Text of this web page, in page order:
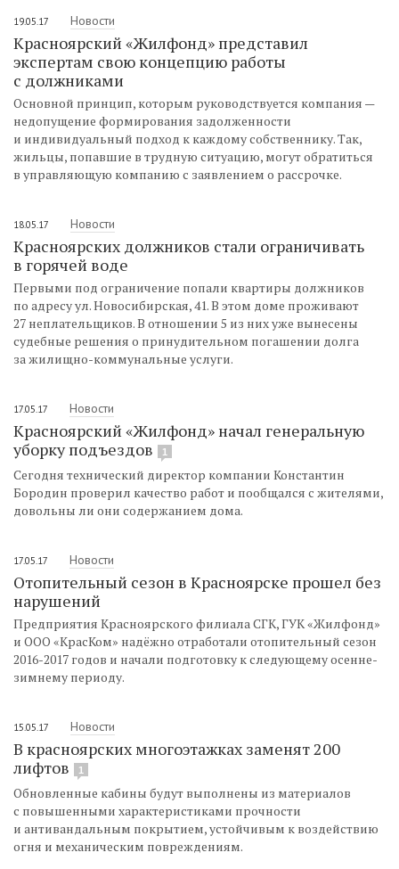
19.05.17 Новости
Красноярский «Жилфонд» представил
экспертам свою концепцию работы
с должниками
Основной принцип, которым руководствуется компания —
недопущение формирования задолженности
и индивидуальный подход к каждому собственнику. Так,
жильцы, попавшие в трудную ситуацию, могут обратиться
в управляющую компанию с заявлением о рассрочке.
18.05.17 Новости
Красноярских должников стали ограничивать
в горячей воде
Первыми под ограничение попали квартиры должников
по адресу ул. Новосибирская, 41. В этом доме проживают
27 неплательщиков. В отношении 5 из них уже вынесены
судебные решения о принудительном погашении долга
за жилищно-коммунальные услуги.
17.05.17 Новости
Красноярский «Жилфонд» начал генеральную
уборку подъездов
1
Сегодня технический директор компании Константин
Бородин проверил качество работ и пообщался с жителями,
довольны ли они содержанием дома.
17.05.17 Новости
Отопительный сезон в Красноярске прошел без
нарушений
Предприятия Красноярского филиала СГК, ГУК «Жилфонд»
и ООО «КрасКом» надёжно отработали отопительный сезон
2016-2017 годов и начали подготовку к следующему осенне-
зимнему периоду.
15.05.17 Новости
В красноярских многоэтажках заменят 200
лифтов
1
Обновленные кабины будут выполнены из материалов
с повышенными характеристиками прочности
и антивандальным покрытием, устойчивым к воздействию
огня и механическим повреждениям.